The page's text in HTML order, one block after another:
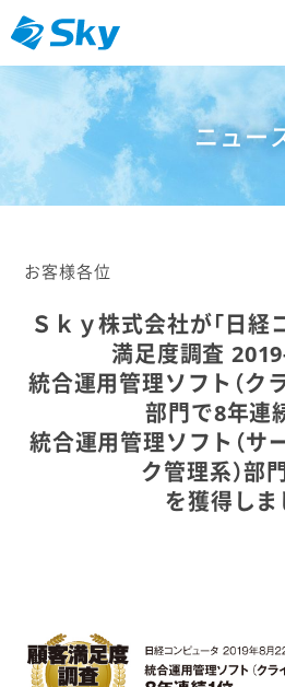
ニュー
お客様各位
Ｓｋｙ株式会社が「日経
満足度調査
統合運用管理ソフト（ク
部門で8年連
統合運用管理ソフト（サ
ク管理系）部
を獲得しま